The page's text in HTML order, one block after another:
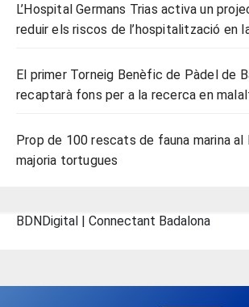
L’Hospital Germans Trias activa un
reduir els riscos de l’hospitalització en
El primer Torneig Benèfic de Pàdel de
recaptarà fons per a la recerca en
Prop de 100 rescats de fauna marina
majoria tortugues
BDNDigital | Connectant Badalona